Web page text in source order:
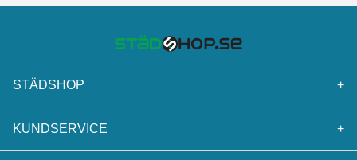
STÄDSHOP +
KUNDSERVICE +